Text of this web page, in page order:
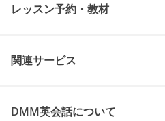
レッスン予約・教材
関連サービス
DMM英会話について